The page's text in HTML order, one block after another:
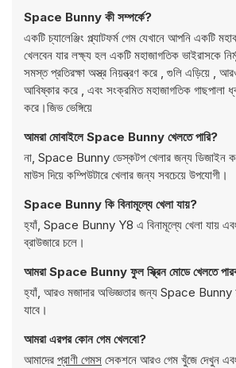
Space Bunny কী সম্পর্কে?
একটি চ্যালেঞ্জিং প্ল্যাটফর্ম গেম যেখানে আপনি একটি
খেলবেন যার লক্ষ্য হল একটি মহাজাগতিক ভাইরাসকে
সমস্ত প্রতিরক্ষা অস্ত্র নিয়ন্ত্রণ করে , গুলি এড়িয়ে ,
আবিষ্কার করে , এবং সংক্রমিত মহাজাগতিক গাছপালা
করে।জিভ ভেঙ্গিয়ে
আমরা মোবাইলে Space Bunny খেলতে পারি?
না, Space Bunny ডেস্কটপ খেলার জন্য ডিজাইন
মাউস দিয়ে কম্পিউটারে খেলার জন্য সবচেয়ে উপযোগী।
Space Bunny কি বিনামূল্যে খেলা যায়?
হ্যাঁ, Space Bunny Y8 এ বিনামূল্যে খেলা যায়
ব্রাউজারে চলে।
আমরা Space Bunny ফুল স্ক্রিন মোডে খেলতে
হ্যাঁ, আরও মজাদার অভিজ্ঞতার জন্য Space Bunny
যাবে।
আমরা এরপর কোন গেম খেলবো?
আমাদের প্রাণী গেমস সেকশনে আরও গেম খুঁজে দেখুন